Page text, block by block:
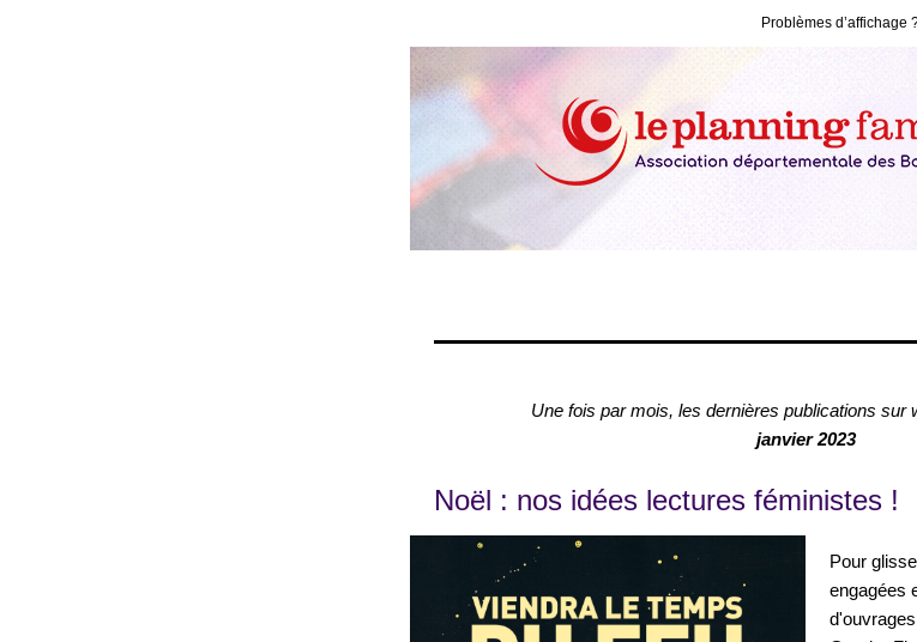
Problèmes d’affichage
Une fois par mois, les dernières publications sur
janvier 2023
Noël : nos idées lectures féministes !
Pour
engagées